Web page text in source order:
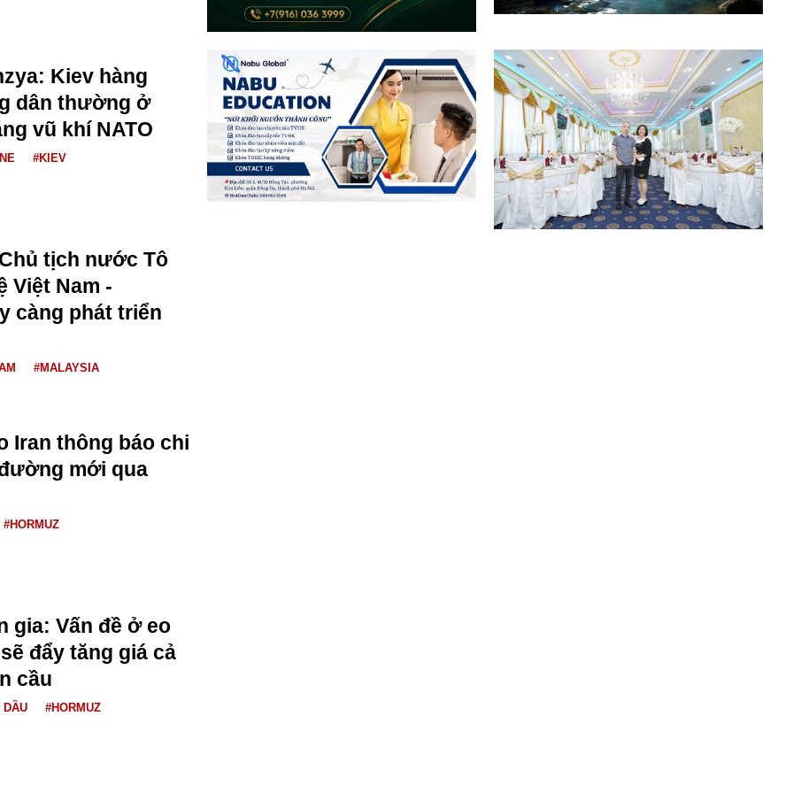
Kiev hàng
dân thường ở
vũ khí NATO
#KIEV
tịch nước Tô
Việt Nam -
càng phát triển
#MALAYSIA
Iran thông báo chi
mới qua
#HORMUZ
gia: Vấn đề ở eo
đẩy tăng giá cả
cầu
DẦU #HORMUZ